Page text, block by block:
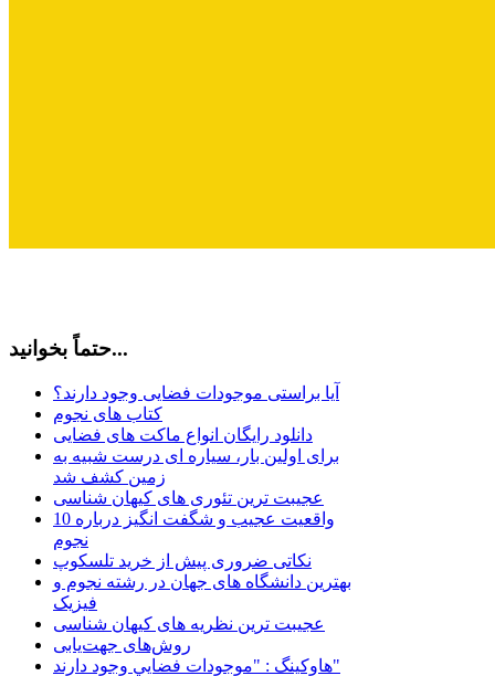
حتماً بخوانید...
آیا براستی موجودات فضایی وجود دارند؟
کتاب های نجوم
دانلود رایگان انواع ماکت های فضایی
برای اولین بار، سیاره ای درست شبیه به
زمین کشف شد
عجیبت ترین تئوری های کیهان شناسی
10 واقعیت عجیب و شگفت انگیز درباره
نجوم
نکاتی ضروری پیش از خرید تلسکوپ
بهترین دانشگاه های جهان در رشته نجوم و
فیزیک
عجیبت ترین نظریه های کیهان شناسی
روش‌های جهت‌یابی
هاوكينگ : "موجودات فضايي وجود دارند"